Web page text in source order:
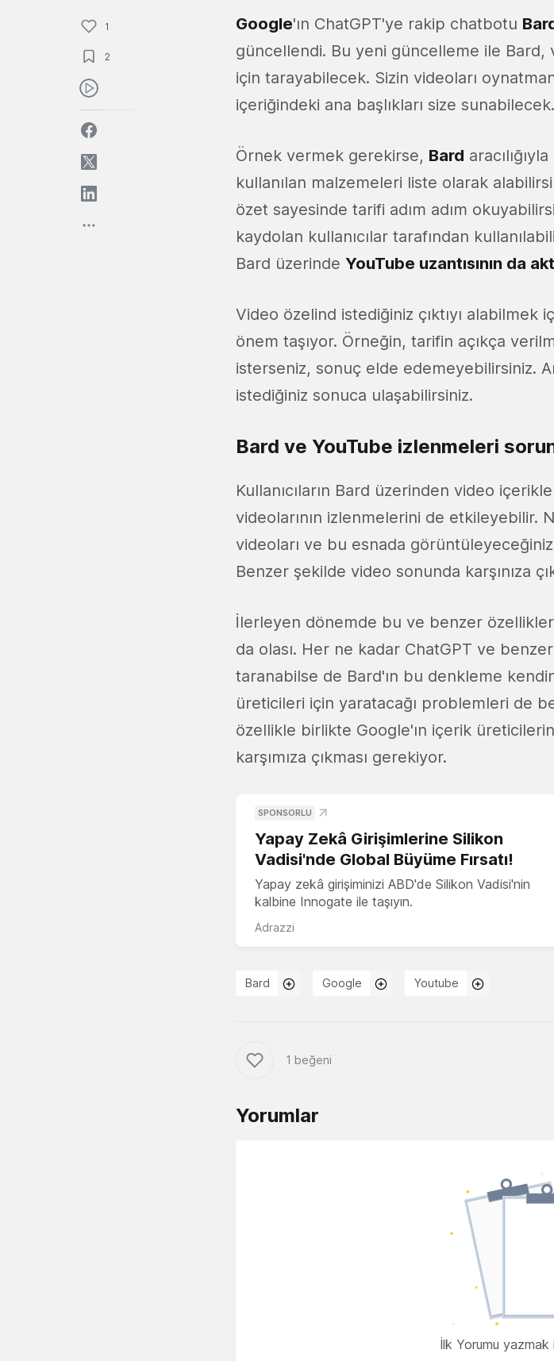
1
2
Google'ın ChatGPT'ye rakip chatbotu
güncellendi. Bu yeni güncelleme ile
için tarayabilecek. Sizin videoları
içeriğindeki ana başlıkları size sunabilecek.
Örnek vermek gerekirse, Bard
kullanılan malzemeleri liste olarak
özet sayesinde tarifi adım adım
kaydolan kullanıcılar tarafından
Bard üzerinde YouTube uzantısının da
Video özelind istediğiniz çıktıyı alabilmek
önem taşıyor. Örneğin, tarifin açıkça
isterseniz, sonuç elde edemeyebilirsiniz.
istediğiniz sonuca ulaşabilirsiniz.
Bard ve YouTube izlenmeleri
Kullanıcıların Bard üzerinden video
videolarının izlenmelerini de etkileyebilir.
videoları ve bu esnada
Benzer şekilde video sonunda karşınıza
İlerleyen dönemde bu ve benzer
da olası. Her ne kadar ChatGPT ve
taranabilse de Bard'ın bu denkleme
üreticileri için yaratacağı problemleri de
özellikle birlikte Google'ın içerik
karşımıza çıkması gerekiyor.
SPONSORLU
Yapay Zekâ Girişimlerine Silikon
Vadisi'nde Global Büyüme Fırsatı!
Yapay zekâ girişiminizi ABD'de Silikon Vadisi'nin
kalbine Innogate ile taşıyın.
Adrazzi
Bard Google Youtube
1 beğeni
Yorumlar
İlk Yorumu yazmak